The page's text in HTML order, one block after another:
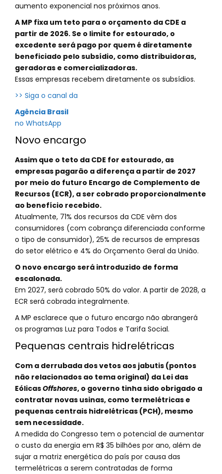
aumento exponencial nos próximos anos.
A MP fixa um teto para o orçamento da CDE a
partir de 2026. Se o limite for estourado, o
excedente será pago por quem é diretamente
beneficiado pelo subsídio, como distribuidoras,
geradoras e comercializadoras.
Essas empresas recebem diretamente os subsídios.
>> Siga o canal da
Agência Brasil
no WhatsApp
Novo encargo
Assim que o teto da CDE for estourado, as
empresas pagarão a diferença a partir de 2027
por meio do futuro Encargo de Complemento de
Recursos (ECR), a ser cobrado proporcionalmente
ao benefício recebido.
Atualmente, 71% dos recursos da CDE vêm dos
consumidores (com cobrança diferenciada conforme
o tipo de consumidor), 25% de recursos de empresas
do setor elétrico e 4% do Orçamento Geral da União.
O novo encargo será introduzido de forma
escalonada.
Em 2027, será cobrado 50% do valor. A partir de 2028, a
ECR será cobrada integralmente.
A MP esclarece que o futuro encargo não abrangerá
os programas Luz para Todos e Tarifa Social.
Pequenas centrais hidrelétricas
Com a derrubada dos vetos aos jabutis (pontos
não relacionados ao tema original) da Lei das
EólicasOffshores, o governo tinha sido obrigado a
contratar novas usinas, como termelétricas e
pequenas centrais hidrelétricas (PCH), mesmo
sem necessidade.
A medida do Congresso tem o potencial de aumentar
o custo da energia em R$ 35 bilhões por ano, além de
sujar a matriz energética do país por causa das
termelétricas a serem contratadas de forma